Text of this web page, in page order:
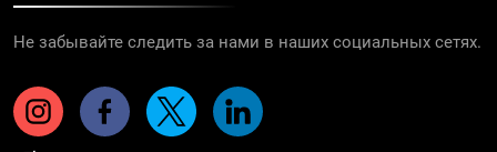
Не забывайте следить за нами в наших социальных сетях.